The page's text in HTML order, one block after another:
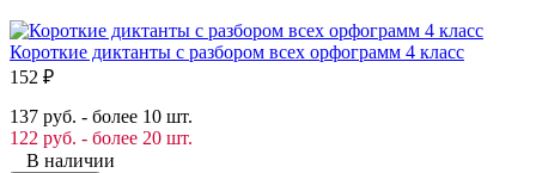
Короткие диктанты с разбором всех орфограмм 4 класс
152 ₽
137 руб. - более 10 шт.
122 руб. - более 20 шт.
В наличии